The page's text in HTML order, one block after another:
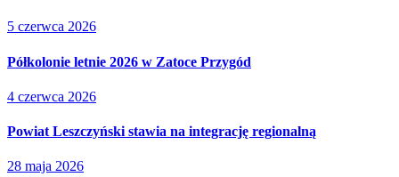
5 czerwca 2026
Półkolonie letnie 2026 w Zatoce Przygód
4 czerwca 2026
Powiat Leszczyński stawia na integrację regionalną
28 maja 2026